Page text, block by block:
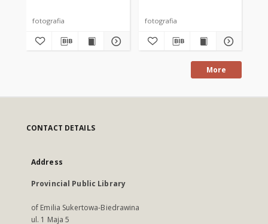
fotografia fotografia
More
CONTACT DETAILS
Address
Provincial Public Library
of Emilia Sukertowa-Biedrawina
ul. 1 Maja 5